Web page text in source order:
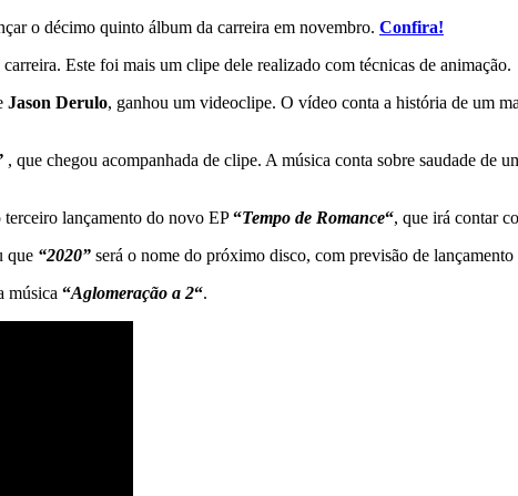
o décimo quinto álbum da carreira em novembro. Confira!
Este foi mais um clipe dele realizado com técnicas de animação.
Jason Derulo, ganhou um videoclipe. O vídeo conta a história de um
, que chegou acompanhada de clipe. A música conta sobre saudade de
terceiro lançamento do novo EP“Tempo de Romance“, que irá contar
que “2020” será o nome do próximo disco, com previsão de lançamento
música “Aglomeração a 2“.